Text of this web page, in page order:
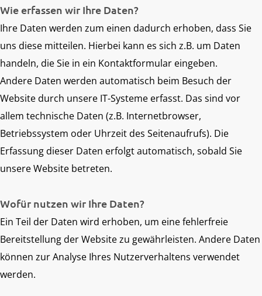
Wie erfassen wir Ihre Daten?
Ihre Daten werden zum einen dadurch erhoben, dass Sie
uns diese mitteilen. Hierbei kann es sich z.B. um Daten
handeln, die Sie in ein Kontaktformular eingeben.
Andere Daten werden automatisch beim Besuch der
Website durch unsere IT-Systeme erfasst. Das sind vor
allem technische Daten (z.B. Internetbrowser,
Betriebssystem oder Uhrzeit des Seitenaufrufs). Die
Erfassung dieser Daten erfolgt automatisch, sobald Sie
unsere Website betreten.
Wofür nutzen wir Ihre Daten?
Ein Teil der Daten wird erhoben, um eine fehlerfreie
Bereitstellung der Website zu gewährleisten. Andere Daten
können zur Analyse Ihres Nutzerverhaltens verwendet
werden.